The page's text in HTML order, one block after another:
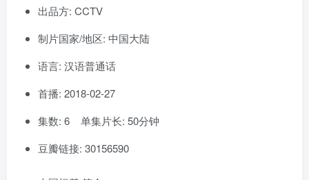
出品方: CCTV
制片国家/地区: 中国大陆
语言: 汉语普通话
首播: 2018-02-27
集数: 6 单集片长: 50分钟
豆瓣链接: 30156590